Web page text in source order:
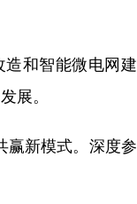
和智能微电网建
展。
新模式。深度参